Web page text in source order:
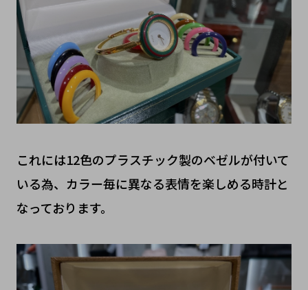
これには12色のプラスチック製のベゼルが付いて
いる為、カラー毎に異なる表情を楽しめる時計と
なっております。